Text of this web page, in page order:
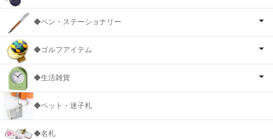
◆ペン・ステーショナリー
◆ゴルフアイテム
◆生活雑貨
◆ペット・迷子札
◆名札